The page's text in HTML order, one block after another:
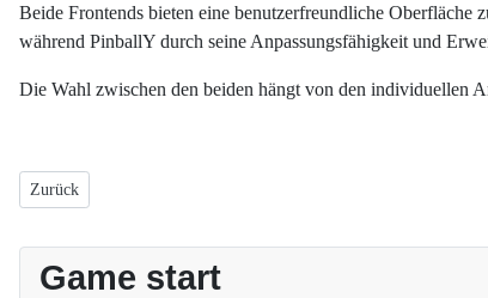
Beide Frontends bieten eine benutzerfreundliche
während PinballY durch seine Anpassungsfähigkeit und
Die Wahl zwischen den beiden hängt von den individuellen
Vorheriger Beitrag: Frontend Beschreibungen
Zurück
Game start